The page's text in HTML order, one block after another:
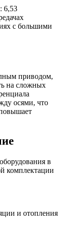
6,53
с большими
приводом,
на сложных
осями, что
в
комплектации
и отопления